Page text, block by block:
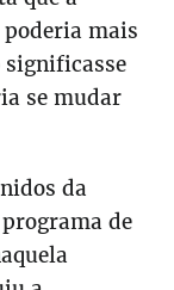
poderia mais
significasse
se mudar
da
de